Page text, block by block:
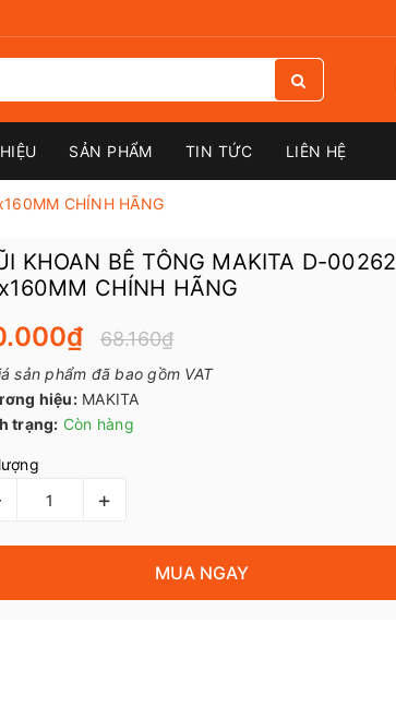
SẢN PHẨM TIN TỨC LIÊN HỆ
CHÍNH HÃNG
KHOAN BÊ TÔNG MAKITA D-00262
CHÍNH HÃNG
68.160₫
sản phẩm đã bao gồm VAT
hiệu: MAKITA
trạng: Còn hàng
+
MUA NGAY